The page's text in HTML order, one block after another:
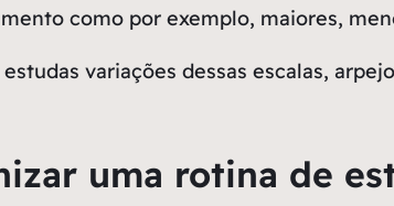
como por exemplo, maiores,
variações dessas escalas,
uma rotina de